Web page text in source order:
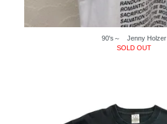
90's～ Jenny Holzer
SOLD OUT